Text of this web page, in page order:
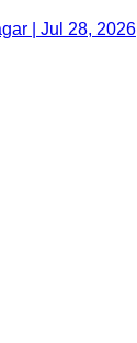
| Jul 28, 2026